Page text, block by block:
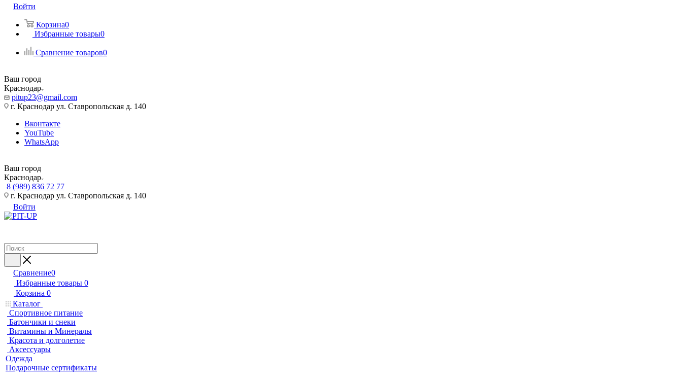
Войти
Корзина0
Избранные товары0
Сравнение товаров0
Ваш город
Краснодар
pitup23@gmail.com
г. Краснодар ул. Ставропольская д. 140
Вконтакте
YouTube
WhatsApp
Ваш город
Краснодар
8 (989) 836 72 77
г. Краснодар ул. Ставропольская д. 140
Войти
Сравнение0
Избранные товары 0
Корзина 0
Каталог
Спортивное питание
Батончики и снеки
Витамины и Минералы
Красота и долголетие
Аксессуары
Одежда
Подарочные сертификаты